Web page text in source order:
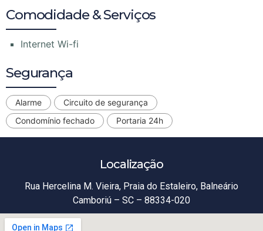
Comodidade & Serviços
Internet Wi-fi
Segurança
Alarme
Circuito de segurança
Condomínio fechado
Portaria 24h
Localização
Rua Hercelina M. Vieira, Praia do Estaleiro, Balneário
Camboriú – SC – 88334-020